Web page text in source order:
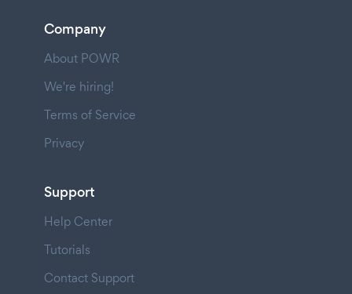
Company
About POWR
We're hiring!
Terms of Service
Privacy
Support
Help Center
Tutorials
Contact Support